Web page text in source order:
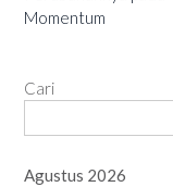
Momentum
Cari
Agustus 2026